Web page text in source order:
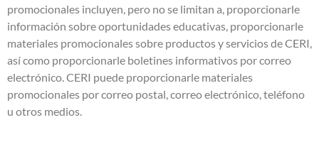
promocionales incluyen, pero no se limitan a, proporcionarle
información sobre oportunidades educativas, proporcionarle
materiales promocionales sobre productos y servicios de CERI,
así como proporcionarle boletines informativos por correo
electrónico. CERI puede proporcionarle materiales
promocionales por correo postal, correo electrónico, teléfono
u otros medios.